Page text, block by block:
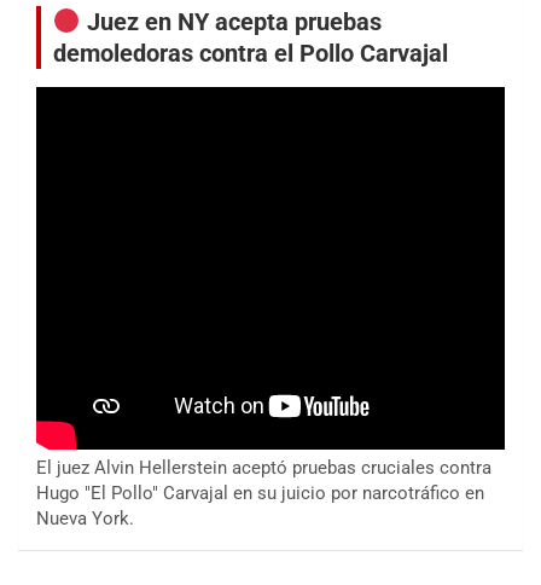
Juez en NY acepta pruebas
demoledoras contra el Pollo Carvajal
El juez Alvin Hellerstein aceptó pruebas cruciales contra
Hugo "El Pollo" Carvajal en su juicio por narcotráfico en
Nueva York.